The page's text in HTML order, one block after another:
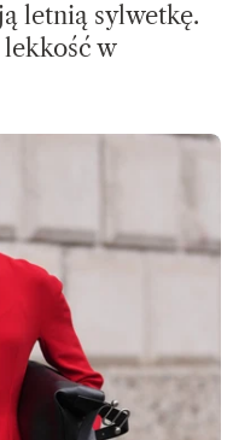
letnią sylwetkę.
w